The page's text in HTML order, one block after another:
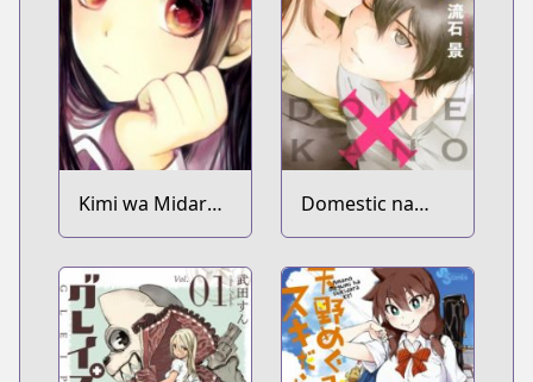
Kimi wa Midara
na Boku no Joou
Domestic na
Kanojo